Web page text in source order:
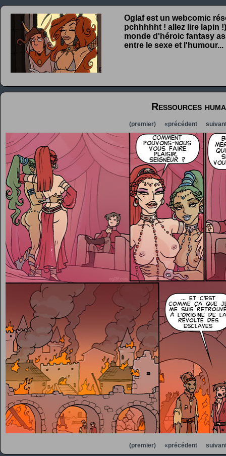
Oglaf est un webcomic
pchhhhht ! allez lire lapin
monde d'héroic fantasy
entre le sexe et l'humour...
Ressources
(premier) «précédent
(premier) «précédent